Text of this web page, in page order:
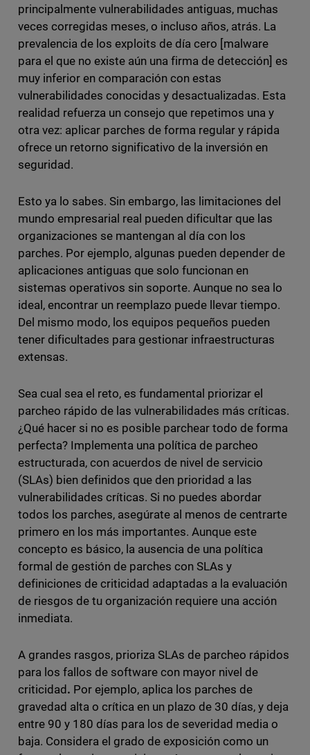
principalmente vulnerabilidades antiguas, muchas
veces corregidas meses, o incluso años, atrás. La
prevalencia de los exploits de día cero [malware
para el que no existe aún una firma de detección] es
muy inferior en comparación con estas
vulnerabilidades conocidas y desactualizadas. Esta
realidad refuerza un consejo que repetimos una y
otra vez: aplicar parches de forma regular y rápida
ofrece un retorno significativo de la inversión en
seguridad.
Esto ya lo sabes. Sin embargo, las limitaciones del
mundo empresarial real pueden dificultar que las
organizaciones se mantengan al día con los
parches. Por ejemplo, algunas pueden depender de
aplicaciones antiguas que solo funcionan en
sistemas operativos sin soporte. Aunque no sea lo
ideal, encontrar un reemplazo puede llevar tiempo.
Del mismo modo, los equipos pequeños pueden
tener dificultades para gestionar infraestructuras
extensas.
Sea cual sea el reto, es fundamental priorizar el
parcheo rápido de las vulnerabilidades más críticas.
¿Qué hacer si no es posible parchear todo de forma
perfecta? Implementa una política de parcheo
estructurada, con acuerdos de nivel de servicio
(SLAs) bien definidos que den prioridad a las
vulnerabilidades críticas. Si no puedes abordar
todos los parches, asegúrate al menos de centrarte
primero en los más importantes. Aunque este
concepto es básico, la ausencia de una política
formal de gestión de parches con SLAs y
definiciones de criticidad adaptadas a la evaluación
de riesgos de tu organización requiere una acción
inmediata.
A grandes rasgos, prioriza SLAs de parcheo rápidos
para los fallos de software con mayor nivel de
criticidad . Por ejemplo, aplica los parches de
gravedad alta o crítica en un plazo de 30 días, y deja
entre 90 y 180 días para los de severidad media o
baja. Considera el grado de exposición como un